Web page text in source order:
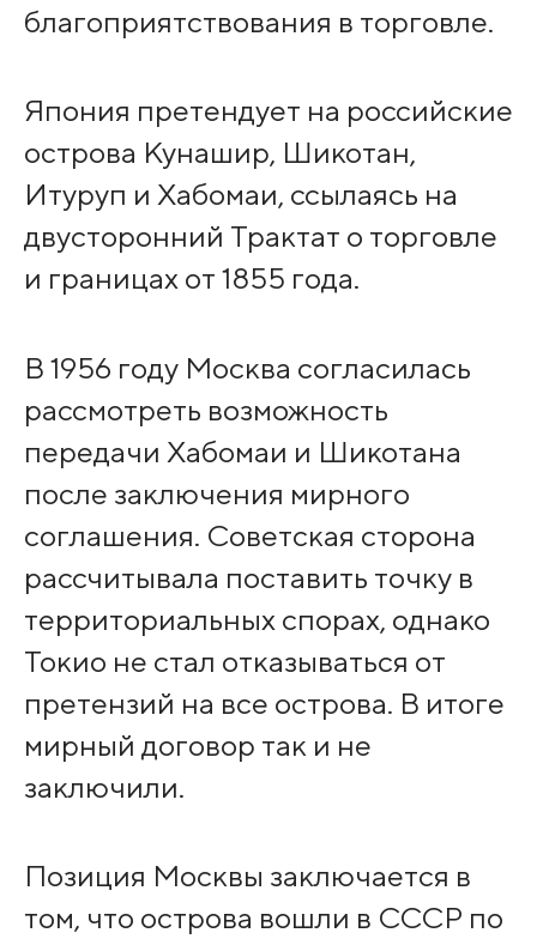
благоприятствования в торговле.
Япония претендует на российские
острова Кунашир, Шикотан,
Итуруп и Хабомаи, ссылаясь на
двусторонний Трактат о торговле
и границах от 1855 года.
В 1956 году Москва согласилась
рассмотреть возможность
передачи Хабомаи и Шикотана
после заключения мирного
соглашения. Советская сторона
рассчитывала поставить точку в
территориальных спорах, однако
Токио не стал отказываться от
претензий на все острова. В итоге
мирный договор так и не
заключили.
Позиция Москвы заключается в
том, что острова вошли в СССР по